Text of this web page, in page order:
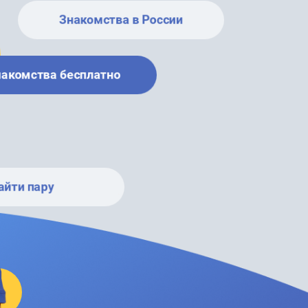
Знакомства в России
бесплатно
пару